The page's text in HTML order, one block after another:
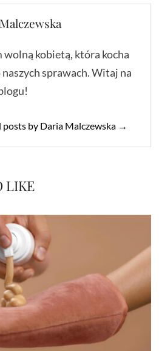
wolną kobietą, która kocha
naszych sprawach. Witaj na
posts by Daria Malczewska →
LIKE